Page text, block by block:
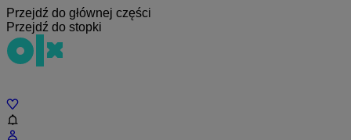
Przejdź do głównej części
Przejdź do stopki